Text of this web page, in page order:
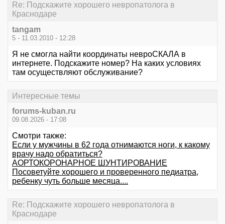
Re: Подскажите хорошего невропатолога в
Краснодаре
tangam
5 - 11.03.2010 - 12:28
Я не смогла найти координаты невроСКАЛА в
интернете. Подскажите номер? На каких условиях
там осуществляют обслуживание?
Интересные темы
forums-kuban.ru
09.08.2026 - 17:08
Смотри также:
Если у мужчины в 62 года отнимаются ноги, к какому
врачу надо обратиться?
АОРТОКОРОНАРНОЕ ШУНТИРОВАНИЕ
Посоветуйте хорошего и проверенного педиатра,
ребенку чуть больше месяца....
Re: Подскажите хорошего невропатолога в
Краснодаре